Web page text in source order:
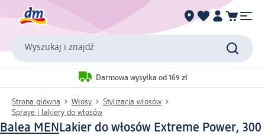
Wyszukaj i znajdź
Darmowa wysyłka od 169 zł
Strona główna Włosy
Stylizacja włosów
Spraye i lakiery do włosów
Balea MENLakier do włosów Extreme Power, 300